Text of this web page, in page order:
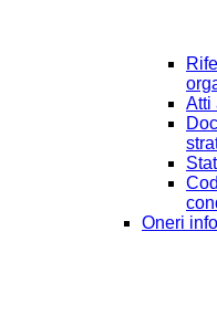
Atti
Oneri